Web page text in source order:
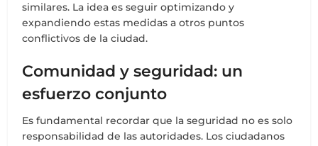
similares. La idea es seguir optimizando y
expandiendo estas medidas a otros puntos
conflictivos de la ciudad.
Comunidad y seguridad: un
esfuerzo conjunto
Es fundamental recordar que la seguridad no es solo
responsabilidad de las autoridades. Los ciudadanos